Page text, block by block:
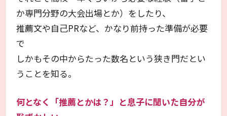
か専門分野の大会出場とか）をしたり、
推薦文や自己PRなど、かなり前持った準備が必要
で
しかもその中からたった数名という狭き門だとい
うことを知る。
何となく「推薦とかは？」と息子に聞いた自分が